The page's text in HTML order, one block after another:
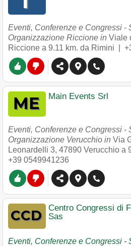
Eventi, Conferenze e Congressi -
Organizzazione Riccione in Viale
Riccione a 9.11 km. da Rimini |
Main Events Srl
Eventi, Conferenze e Congressi -
Organizzazione Verucchio in Via
Leonardelli 3, 47890 Verucchio a
+39 0549941236
Centro Congressi di
Sas
Eventi, Conferenze e Congressi -